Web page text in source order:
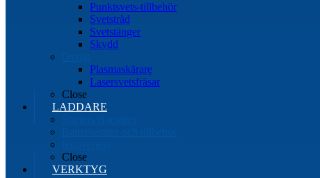
Punktsvets-tillbehör
Svetstråd
Svetstänger
Skydd
Plasmaskärare
Lasersvetsfräsar
Close
LADDARE
Close
VERKTYG